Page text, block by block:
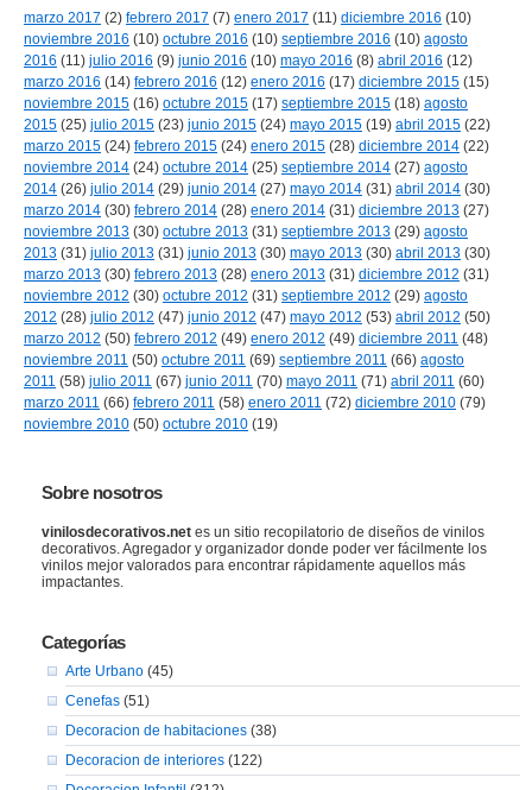
marzo 2017 (2) febrero 2017 (7) enero 2017 (11) diciembre 2016 (10)
noviembre 2016 (10) octubre 2016 (10) septiembre 2016 (10) agosto
2016 (11) julio 2016 (9) junio 2016 (10) mayo 2016 (8) abril 2016 (12)
marzo 2016 (14) febrero 2016 (12) enero 2016 (17) diciembre 2015 (15)
noviembre 2015 (16) octubre 2015 (17) septiembre 2015 (18) agosto
2015 (25) julio 2015 (23) junio 2015 (24) mayo 2015 (19) abril 2015 (22)
marzo 2015 (24) febrero 2015 (24) enero 2015 (28) diciembre 2014 (22)
noviembre 2014 (24) octubre 2014 (25) septiembre 2014 (27) agosto
2014 (26) julio 2014 (29) junio 2014 (27) mayo 2014 (31) abril 2014 (30)
marzo 2014 (30) febrero 2014 (28) enero 2014 (31) diciembre 2013 (27)
noviembre 2013 (30) octubre 2013 (31) septiembre 2013 (29) agosto
2013 (31) julio 2013 (31) junio 2013 (30) mayo 2013 (30) abril 2013 (30)
marzo 2013 (30) febrero 2013 (28) enero 2013 (31) diciembre 2012 (31)
noviembre 2012 (30) octubre 2012 (31) septiembre 2012 (29) agosto
2012 (28) julio 2012 (47) junio 2012 (47) mayo 2012 (53) abril 2012 (50)
marzo 2012 (50) febrero 2012 (49) enero 2012 (49) diciembre 2011 (48)
noviembre 2011 (50) octubre 2011 (69) septiembre 2011 (66) agosto
2011 (58) julio 2011 (67) junio 2011 (70) mayo 2011 (71) abril 2011 (60)
marzo 2011 (66) febrero 2011 (58) enero 2011 (72) diciembre 2010 (79)
noviembre 2010 (50) octubre 2010 (19)
Sobre nosotros
vinilosdecorativos.netes un sitio recopilatorio de diseños de vinilos
decorativos. Agregador y organizador donde poder ver fácilmente los
vinilos mejor valorados para encontrar rápidamente aquellos más
impactantes.
Categorías
Arte Urbano(45)
Cenefas(51)
Decoracion de habitaciones(38)
Decoracion de interiores(122)